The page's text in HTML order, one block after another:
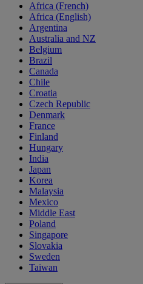
Africa (French)
Africa (English)
Argentina
Australia and NZ
Belgium
Brazil
Canada
Chile
Croatia
Czech Republic
Denmark
France
Finland
Hungary
India
Japan
Korea
Malaysia
Mexico
Middle East
Poland
Singapore
Slovakia
Sweden
Taiwan